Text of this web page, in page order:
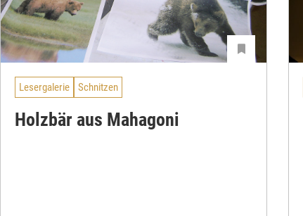
Lesergalerie Schnitzen
Holzbär aus Mahagoni